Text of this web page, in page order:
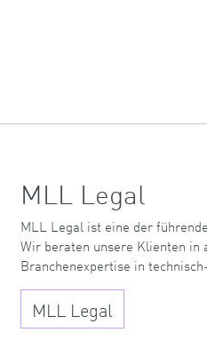
MLL Legal
MLL Legal ist eine der
Wir beraten unsere Klienten in
Branchenexpertise in
MLL Legal